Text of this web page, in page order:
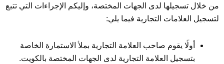
من خلال تسجيلها لدى الجهات المختصة، وإليكم الإجراءات التي تتبع
لتسجيل العلامات التجارية فيما يلي:
أولًا يقوم صاحب العلامة التجارية بملأ الاستمارة الخاصة
بتسجيل العلامة التجارية لدى الجهات المختصة بالكويت.